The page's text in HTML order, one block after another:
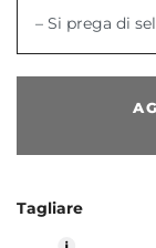
– Si prega di
Tagliare